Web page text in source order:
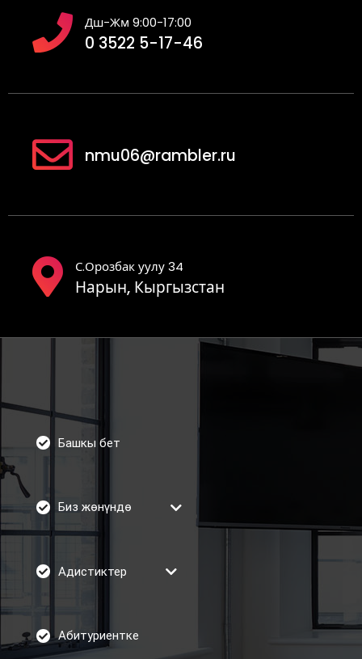
Дш-Жм 9:00-17:00
0 3522 5-17-46
nmu06@rambler.ru
С.Орозбак уулу 34
Нарын, Кыргызстан
Башкы бет
Биз жөнүндө
Адистиктер
Абитуриентке